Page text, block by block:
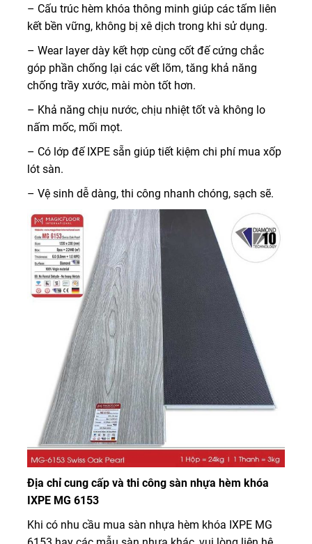
– Cấu trúc hèm khóa thông minh giúp các tấm liên
kết bền vững, không bị xê dịch trong khi sử dụng.
– Wear layer dày kết hợp cùng cốt đế cứng chắc
góp phần chống lại các vết lõm, tăng khả năng
chống trầy xước, mài mòn tốt hơn.
– Khả năng chịu nước, chịu nhiệt tốt và không lo
nấm mốc, mối mọt.
– Có lớp đế IXPE sẵn giúp tiết kiệm chi phí mua xốp
lót sàn.
– Vệ sinh dễ dàng, thi công nhanh chóng, sạch sẽ.
Địa chỉ cung cấp và thi công sàn nhựa hèm khóa
IXPE MG 6153
Khi có nhu cầu mua sàn nhựa hèm khóa IXPE MG